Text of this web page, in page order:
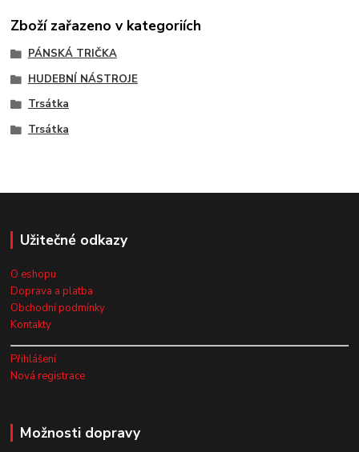
Zboží zařazeno v kategoriích
PÁNSKÁ TRIČKA
HUDEBNÍ NÁSTROJE
Trsátka
Trsátka
Užitečné odkazy
O eshopu
Doprava a platba
Obchodní podmínky
Kontakty
Přihlášení
Nová registrace
Možnosti dopravy